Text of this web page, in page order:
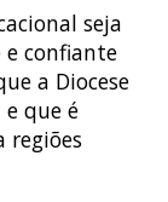
seja
e confiante
a Diocese
que é
regiões